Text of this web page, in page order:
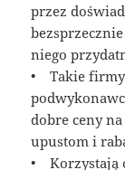
przez
niego
• Takie firmy
dobre ceny
upustom i
• Korzystają